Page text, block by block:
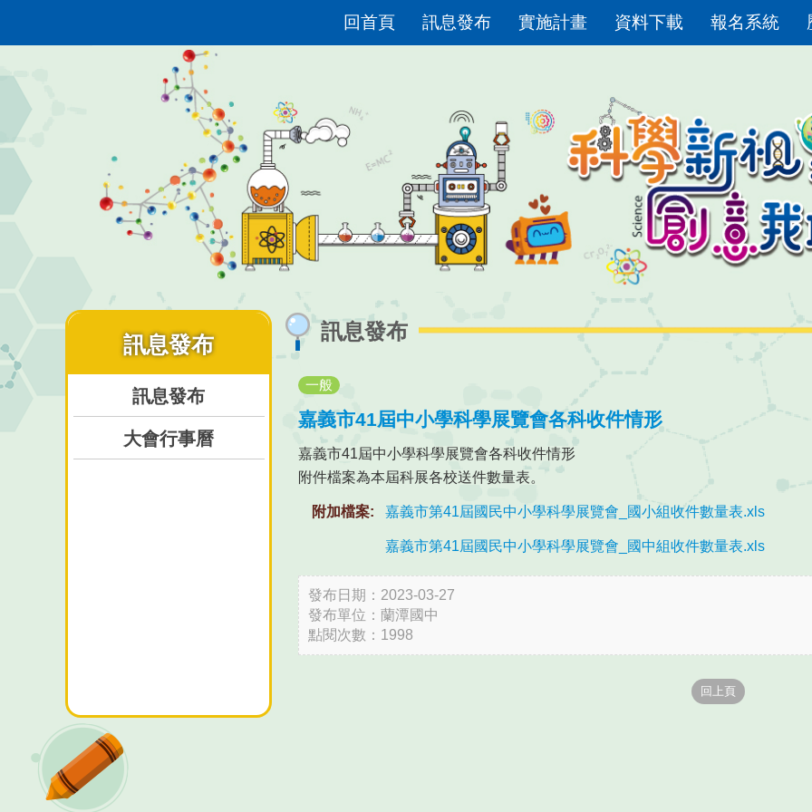
回首頁 訊息發布 實施計畫 資料下載 報名系統
訊息發布
訊息發布
大會行事曆
訊息發布
一般
嘉義市41屆中小學科學展覽會各科收件情形
嘉義市41屆中小學科學展覽會各科收件情形
附件檔案為本屆科展各校送件數量表。
附加檔案: 嘉義市第41屆國民中小學科學展覽會_國小組收件數量表.xls
嘉義市第41屆國民中小學科學展覽會_國中組收件數量表.xls
發布日期：2023-03-27
發布單位：蘭潭國中
點閱次數：1998